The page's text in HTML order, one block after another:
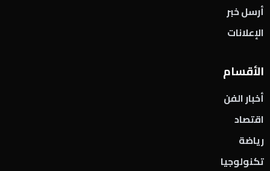
أرسل خبر
الإعلانات
الأقسام
أخبار الفن
اقتصاد
رياضة
تكنولوجيا